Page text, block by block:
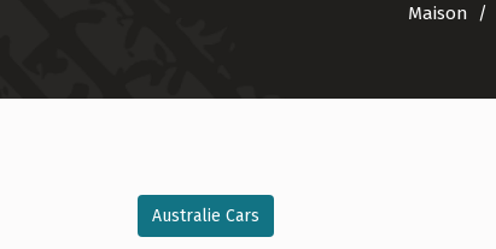
Maison
Australie Cars